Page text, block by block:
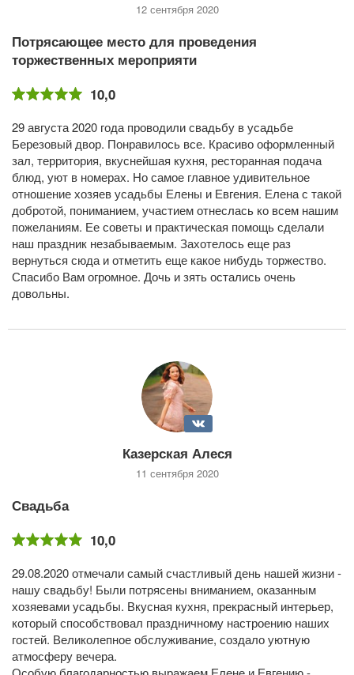
12 сентября 2020
Потрясающее место для проведения
торжественных мероприяти
10,0
29 августа 2020 года проводили свадьбу в усадьбе
Березовый двор. Понравилось все. Красиво оформленный
зал, территория, вкуснейшая кухня, ресторанная подача
блюд, уют в номерах. Но самое главное удивительное
отношение хозяев усадьбы Елены и Евгения. Елена с такой
добротой, пониманием, участием отнеслась ко всем нашим
пожеланиям. Ее советы и практическая помощь сделали
наш праздник незабываемым. Захотелось еще раз
вернуться сюда и отметить еще какое нибудь торжество.
Спасибо Вам огромное. Дочь и зять остались очень
довольны.
Казерская Алеся
11 сентября 2020
Свадьба
10,0
29.08.2020 отмечали самый счастливый день нашей жизни -
нашу свадьбу! Были потрясены вниманием, оказанным
хозяевами усадьбы. Вкусная кухня, прекрасный интерьер,
который способствовал праздничному настроению наших
гостей. Великолепное обслуживание, создало уютную
атмосферу вечера.